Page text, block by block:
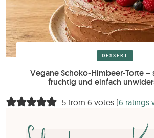
DESSERT
Vegane Schoko-Himbeer-Torte –
fruchtig und einfach
5 from 6 votes (6 ratings